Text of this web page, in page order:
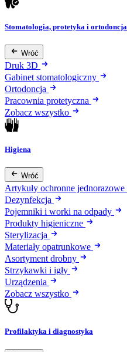
Stomatologia, protetyka i ortodoncja
Wróć
Druk 3D
Gabinet stomatologiczny
Ortodoncja
Pracownia protetyczna
Zobacz wszystko
Higiena
Wróć
Artykuły ochronne jednorazowe
Dezynfekcja
Pojemniki i worki na odpady
Produkty higieniczne
Sterylizacja
Materiały opatrunkowe
Asortyment drobny
Strzykawki i igły
Urządzenia
Zobacz wszystko
Profilaktyka i diagnostyka